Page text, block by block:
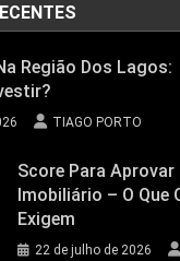
Região Dos Lagos:
TIAGO PORTO
Score Para
Imobiliário – O Que
Exigem
22 de julho de 2026